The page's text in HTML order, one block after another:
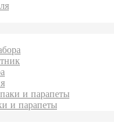
и парапеты
и парапеты